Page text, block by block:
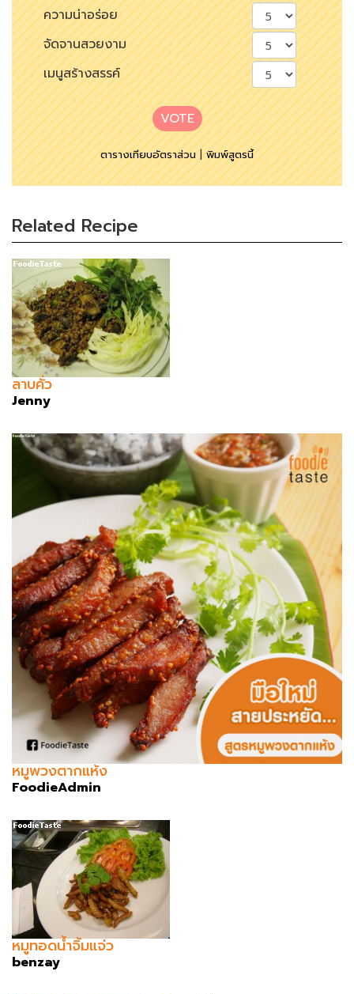
ความน่าอร่อย
จัดจานสวยงาม
เมนูสร้างสรรค์
VOTE
ตารางเทียบอัตราส่วน|พิมพ์สูตรนี้
Related Recipe
ลาบคั่ว
Jenny
หมูพวงตากแห้ง
FoodieAdmin
หมูทอดน้ำจิ้มแจ่ว
benzay